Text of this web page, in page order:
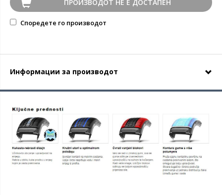
ПРОИЗВОДОТ НЕ Е ДОСТАПЕН
Споредете го производот
Информации за производот